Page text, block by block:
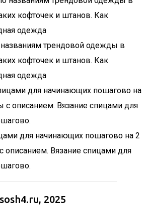
трендовой одежды в
кофточек и штанов. Как
одежда
для начинающих пошагово на 2
описанием. Вязание спицами для
2025